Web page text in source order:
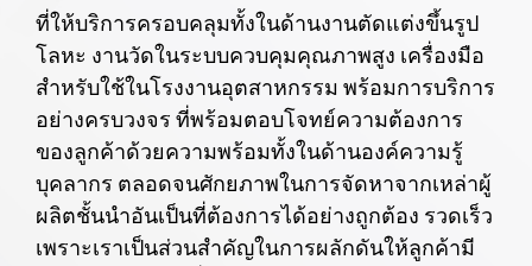
ที่ให้บริการครอบคลุมทั้งในด้านงานตัดแต่งขึ้นรูป
โลหะ งานวัดในระบบควบคุมคุณภาพสูง เครื่องมือ
สำหรับใช้ในโรงงานอุตสาหกรรม พร้อมการบริการ
อย่างครบวงจร ที่พร้อมตอบโจทย์ความต้องการ
ของลูกค้าด้วยความพร้อมทั้งในด้านองค์ความรู้
บุคลากร ตลอดจนศักยภาพในการจัดหาจากเหล่าผู้
ผลิตชั้นนำอันเป็นที่ต้องการได้อย่างถูกต้อง รวดเร็ว
เพราะเราเป็นส่วนสำคัญในการผลักดันให้ลูกค้ามี